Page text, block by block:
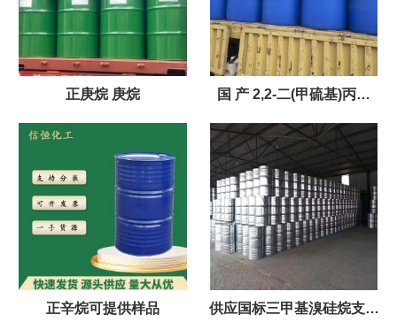
正庚烷 庚烷 国 产 2,2-二(甲硫基)丙烷
6156-18-9
正辛烷可提供样品 供应国标三甲基溴硅烷支持